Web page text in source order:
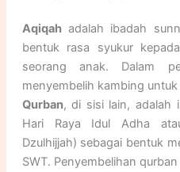
Aqiqahadalah ibadah
bentuk rasa syukur
seorang anak. Dalam
menyembelih kambing untuk
Qurban, di sisi lain, adalah
Hari Raya Idul Adha
Dzulhijjah) sebagai bentuk
SWT. Penyembelihan